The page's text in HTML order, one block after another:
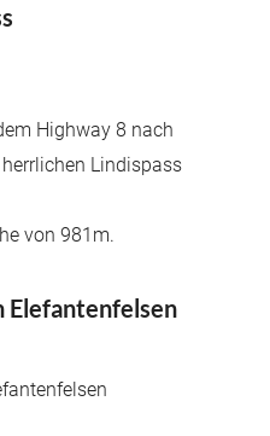
Highway 8 nach
Lindispass
von 981m.
Elefantenfelsen